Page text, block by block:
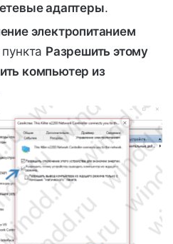
адаптеры.
электропитанием
Разрешить этому
компьютер из